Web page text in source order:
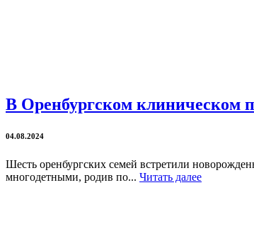
В Оренбургском клиническом
04.08.2024
Шесть оренбургских семей встретили
многодетными, родив по... Читать далее